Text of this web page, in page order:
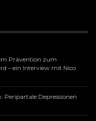
Prävention zum
– ein Interview mit Nico
Peripartale Depressionen